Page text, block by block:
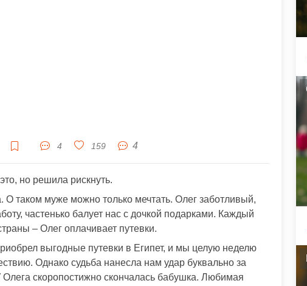
4 159 4
но решила рискнуть.
таком муже можно только мечтать. Олег заботливый,
частенько балует нас с дочкой подарками. Каждый
– Олег оплачивает путевки.
выгодные путевки в Египет, и мы целую неделю
Однако судьба нанесла нам удар буквально за
Олега скоропостижно скончалась бабушка. Любимая